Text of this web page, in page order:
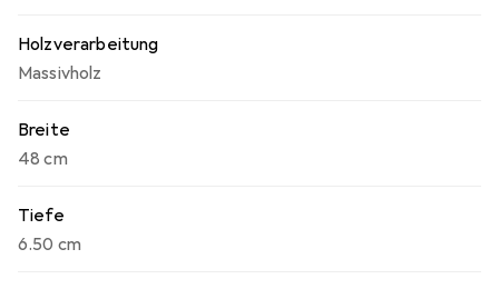
Holzverarbeitung
Massivholz
Breite
48 cm
Tiefe
6.50 cm